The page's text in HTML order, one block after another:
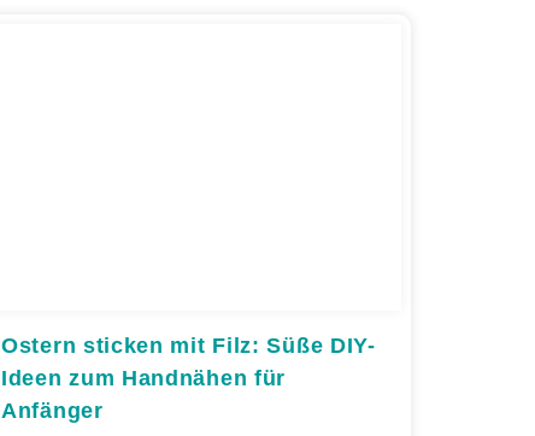
Ostern sticken mit Filz: Süße DIY-
Ideen zum Handnähen für
Anfänger